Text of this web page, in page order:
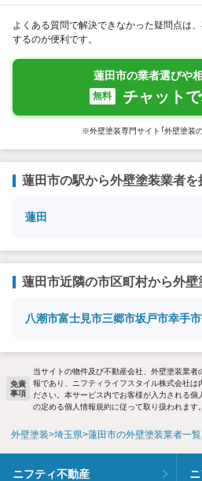
よくある質問で解決できなかった疑問点は
するのが便利です。
蓮田市の業者選びや
無料 チャット
※外壁塗装専門サイト「外壁塗装
蓮田市の駅から外壁塗装業者を
蓮田
蓮田市近隣の市区町村から外
八潮市富士見市三郷市坂戸市幸手市
免責
事項
当サイトの物件及び不動産会社、外壁塗装業
報であり、ニフティライフスタイル株式会社は
ださい。本サービス内でお客様が入力される
の定める個人情報規約に従って取り扱われます。
外壁塗装 埼玉県 蓮田市の外壁塗装業者一覧
ニフティ不動産